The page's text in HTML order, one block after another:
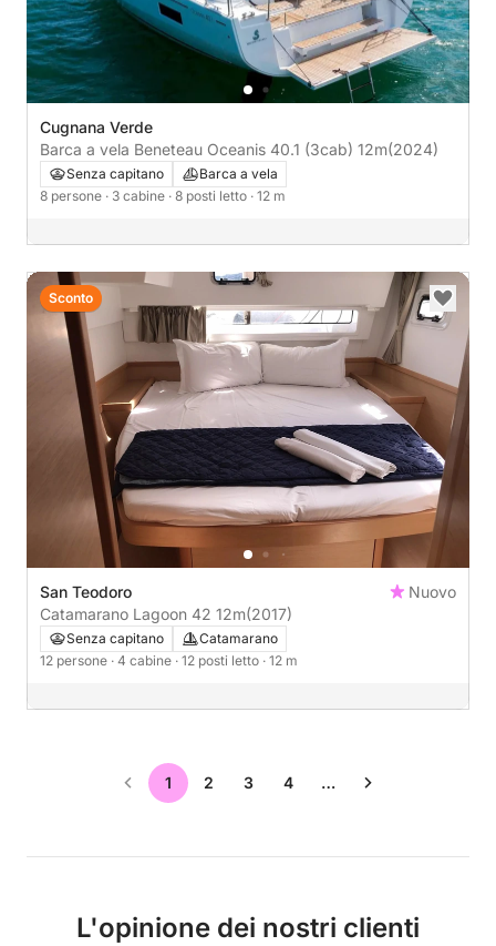
Cugnana Verde
Barca a vela Beneteau Oceanis 40.1 (3cab) 12m(2024)
Senza capitano
Barca a vela
8 persone · 3 cabine · 8 posti letto · 12 m
San Teodoro
Nuovo
Catamarano Lagoon 42 12m(2017)
Senza capitano
Catamarano
12 persone · 4 cabine · 12 posti letto · 12 m
Sconto
1 2 3 4 …
L'opinione dei nostri clienti